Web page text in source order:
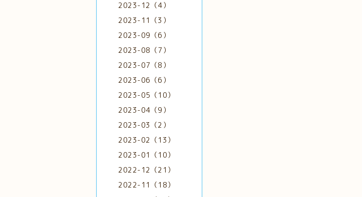
2023-12（4）
2023-11（3）
2023-09（6）
2023-08（7）
2023-07（8）
2023-06（6）
2023-05（10）
2023-04（9）
2023-03（2）
2023-02（13）
2023-01（10）
2022-12（21）
2022-11（18）